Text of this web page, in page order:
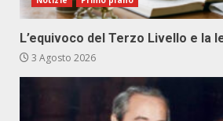
L’equivoco del Terzo Livello e la
3 Agosto 2026